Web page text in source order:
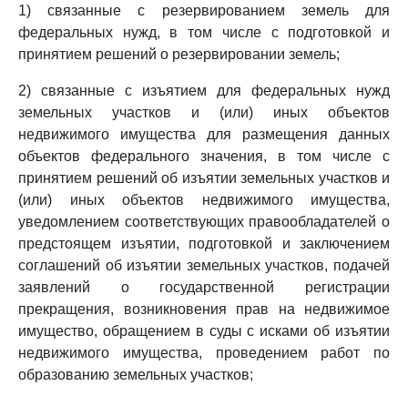
1) связанные с резервированием земель для
федеральных нужд, в том числе с подготовкой и
принятием решений о резервировании земель;
2) связанные с изъятием для федеральных нужд
земельных участков и (или) иных объектов
недвижимого имущества для размещения данных
объектов федерального значения, в том числе с
принятием решений об изъятии земельных участков и
(или) иных объектов недвижимого имущества,
уведомлением соответствующих правообладателей о
предстоящем изъятии, подготовкой и заключением
соглашений об изъятии земельных участков, подачей
заявлений о государственной регистрации
прекращения, возникновения прав на недвижимое
имущество, обращением в суды с исками об изъятии
недвижимого имущества, проведением работ по
образованию земельных участков;